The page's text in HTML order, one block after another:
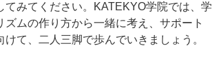
みてください。KATEKYO学院では、学
ムの作り方から一緒に考え、サポート
て、二人三脚で歩んでいきましょう。